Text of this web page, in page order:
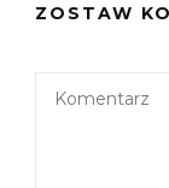
ZOSTAW